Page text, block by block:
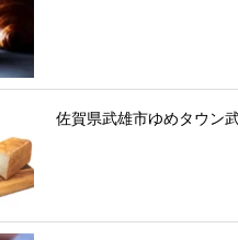
佐賀県武雄市ゆめタウン